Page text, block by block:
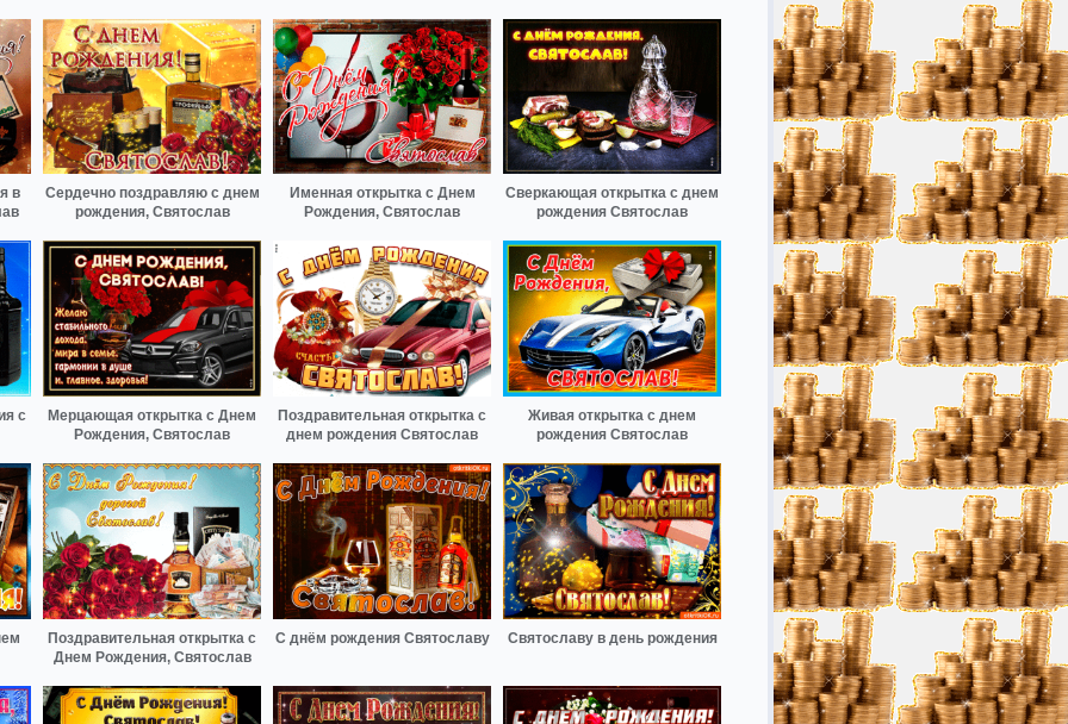
в
Сердечно поздравляю с днем
рождения, Святослав
Именная открытка с Днем
Рождения, Святослав
Сверкающая открытка с днем
рождения Святослав
с
Мерцающая открытка с Днем
Рождения, Святослав
Поздравительная открытка с
днем рождения Святослав
Живая открытка с днем
рождения Святослав
Поздравительная открытка с
Днем Рождения, Святослав
С днём рождения Святославу Святославу в день рождения